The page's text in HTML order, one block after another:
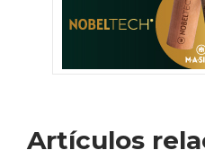
Artículos